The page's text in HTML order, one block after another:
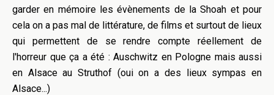
garder en mémoire les évènements de la Shoah et pour
cela on a pas mal de littérature, de films et surtout de lieux
qui permettent de se rendre compte réellement de
l'horreur que ça a été : Auschwitz en Pologne mais aussi
en Alsace au Struthof (oui on a des lieux sympas en
Alsace...)